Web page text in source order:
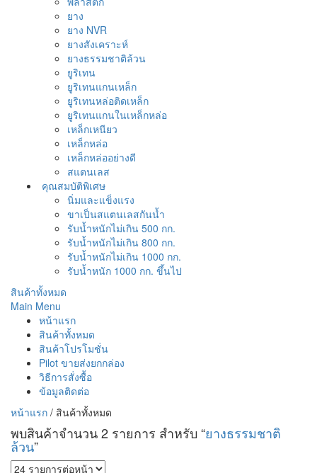
ยาง
ยาง NVR
ยางสังเคราะห์
ยางธรรมชาติล้วน
ยูริเทน
ยูริเทนแกนเหล็ก
ยูริเทนหล่อติดเหล็ก
ยูริเทนแกนในเหล็กหล่อ
เหล็กเหนียว
เหล็กหล่อ
เหล็กหล่ออย่างดี
สแตนเลส
คุณสมบัติพิเศษ
นิ่มและแข็งแรง
ขาเป็นสแตนเลสกันน้ำ
รับน้ำหนักไม่เกิน 500 กก.
รับน้ำหนักไม่เกิน 800 กก.
รับน้ำหนักไม่เกิน 1000 กก.
รับน้ำหนัก 1000 กก. ขึ้นไป
สินค้าทั้งหมด
Main Menu
หน้าแรก
สินค้าทั้งหมด
สินค้าโปรโมชั่น
Pilot ขายส่งยกกล่อง
วิธีการสั่งซื้อ
ข้อมูลติดต่อ
หน้าแรก / สินค้าทั้งหมด
พบสินค้าจำนวน 2 รายการ สำหรับ “ยางธรรมชาติ
ล้วน”